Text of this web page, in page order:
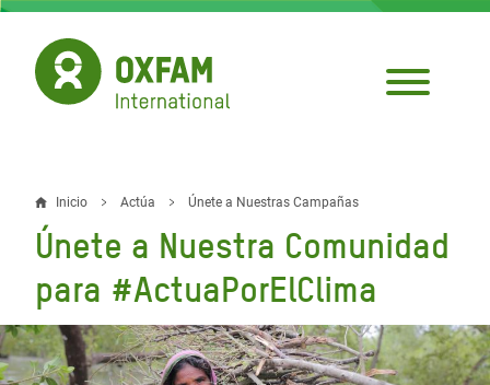
Pasar
contenido
principal
Sobrescribir
enlaces
de
ayuda
a
Inicio Actúa Únete a Nuestras Campañas
Únete a Nuestra Comunidad
para #ActuaPorElClima